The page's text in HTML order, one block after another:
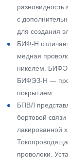
с
для создания
БИФ-Н
медная
никелем.
БИФЭЗ-Н —
покрытием.
БПВЛ
бортовой
лакированной
проволоки.